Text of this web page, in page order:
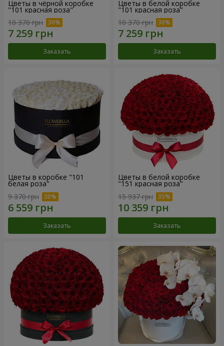
Цветы в чёрной коробке
"101 красная роза"
10 370 грн
Заказать
Цветы в белой коробке
"101 красная роза"
10 370 грн
Заказать
Цветы в коробке "101
белая роза"
9 370 грн
Заказать
Цветы в белой коробке
"151 красная роза"
15 937 грн
Заказать